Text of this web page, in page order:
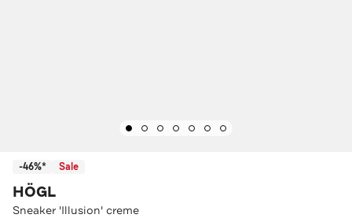
-46%* Sale
HÖGL
Sneaker 'Illusion' creme